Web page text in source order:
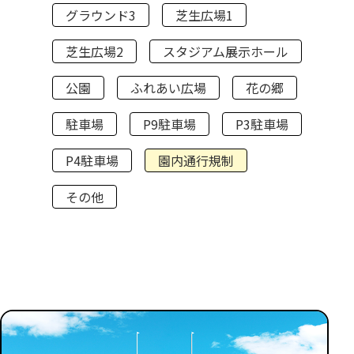
グラウンド3
芝生広場1
芝生広場2
スタジアム展示ホール
公園
ふれあい広場
花の郷
駐車場
P9駐車場
P3駐車場
P4駐車場
園内通行規制
その他